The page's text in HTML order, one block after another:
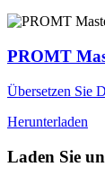
PROMT
Übersetzen Sie
Herunterladen
Laden Sie